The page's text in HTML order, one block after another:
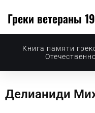
Греки ветераны
Книга памяти
Делианиди